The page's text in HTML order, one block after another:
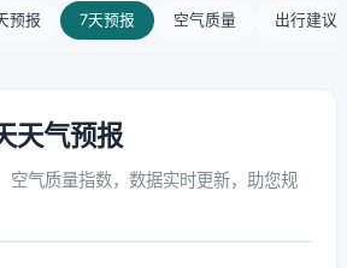
预报 7天预报 空气质量 出行建议
天气预报
空气质量指数，数据实时更新，助您规